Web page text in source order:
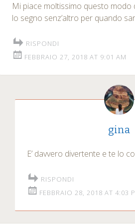
Mi piace moltissimo questo modo
lo segno senz’altro per quando
RISPONDI
FEBBRAIO 27, 2018 AT 9:01 AM
gina
E’ davvero divertente e te lo
RISPONDI
FEBBRAIO 28, 2018 AT 4:03